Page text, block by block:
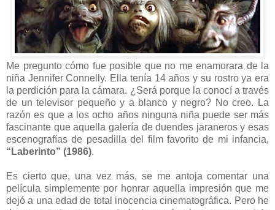
Me pregunto cómo fue posible que no me enamorara de la
niña Jennifer Connelly. Ella tenía 14 años y su rostro ya era
la perdición para la cámara. ¿Será porque la conocí a través
de un televisor pequeño y a blanco y negro? No creo. La
razón es que a los ocho años ninguna niña puede ser más
fascinante que aquella galería de duendes jaraneros y esas
escenografías de pesadilla del film favorito de mi infancia,
“Laberinto” (1986).
Es cierto que, una vez más, se me antoja comentar una
película simplemente por honrar aquella impresión que me
dejó a una edad de total inocencia cinematográfica. Pero he